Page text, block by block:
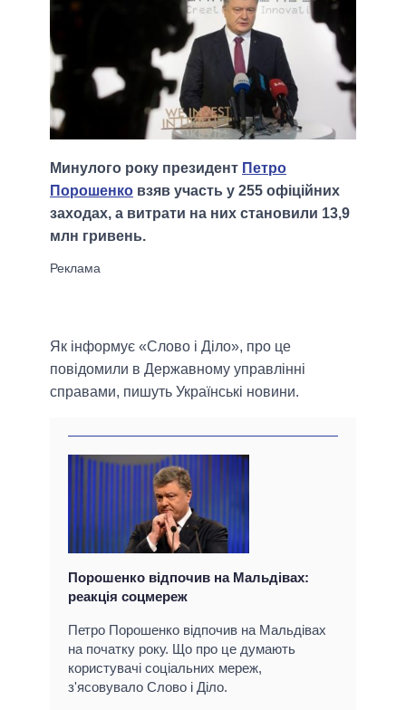
Минулого року президент Петро
Порошенко взяв участь у 255 офіційних
заходах, а витрати на них становили 13,9
млн гривень.
Як інформує «Слово і Діло», про це
повідомили в Державному управлінні
справами, пишуть Українські новини.
Порошенко відпочив на Мальдівах:
реакція соцмереж
Петро Порошенко відпочив на Мальдівах
на початку року. Що про це думають
користувачі соціальних мереж,
з'ясовувало Слово і Діло.